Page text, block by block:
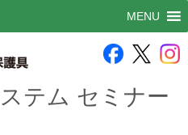
MENU
テム セミナー